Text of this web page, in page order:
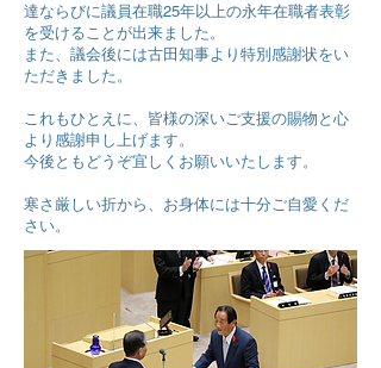
達ならびに議員在職25年以上の永年在職者表彰
を受けることが出来ました。
また、議会後には古田知事より特別感謝状をい
ただきました。
これもひとえに、皆様の深いご支援の賜物と心
より感謝申し上げます。
今後ともどうぞ宜しくお願いいたします。
寒さ厳しい折から、お身体には十分ご自愛くだ
さい。